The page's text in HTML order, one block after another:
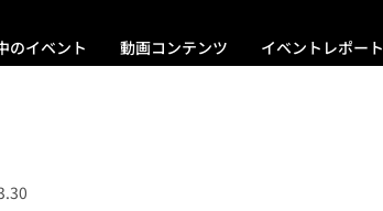
のイベント 動画コンテンツ イベントレポート